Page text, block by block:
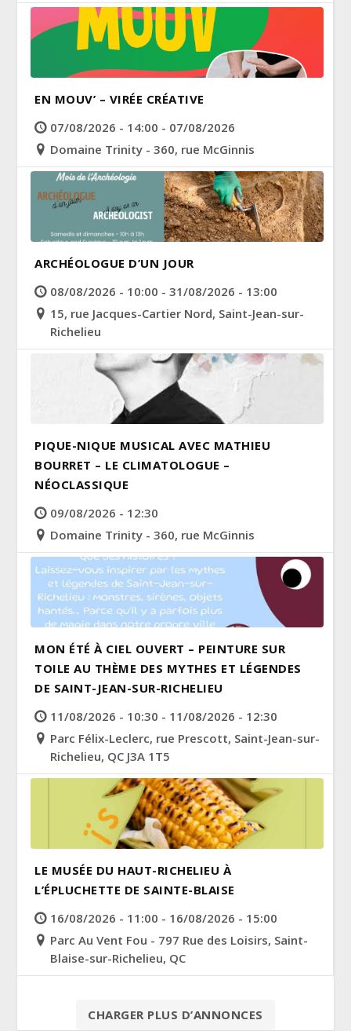
EN MOUV’ – VIRÉE CRÉATIVE
07/08/2026 - 14:00 - 07/08/2026
Domaine Trinity - 360, rue McGinnis
ARCHÉOLOGUE D’UN JOUR
08/08/2026 - 10:00 - 31/08/2026 - 13:00
15, rue Jacques-Cartier Nord, Saint-Jean-sur-
Richelieu
PIQUE-NIQUE MUSICAL AVEC MATHIEU
BOURRET – LE CLIMATOLOGUE –
NÉOCLASSIQUE
09/08/2026 - 12:30
Domaine Trinity - 360, rue McGinnis
MON ÉTÉ À CIEL OUVERT – PEINTURE SUR
TOILE AU THÈME DES MYTHES ET LÉGENDES
DE SAINT-JEAN-SUR-RICHELIEU
11/08/2026 - 10:30 - 11/08/2026 - 12:30
Parc Félix-Leclerc, rue Prescott, Saint-Jean-sur-
Richelieu, QC J3A 1T5
LE MUSÉE DU HAUT-RICHELIEU À
L’ÉPLUCHETTE DE SAINTE-BLAISE
16/08/2026 - 11:00 - 16/08/2026 - 15:00
Parc Au Vent Fou - 797 Rue des Loisirs, Saint-
Blaise-sur-Richelieu, QC
CHARGER PLUS D’ANNONCES